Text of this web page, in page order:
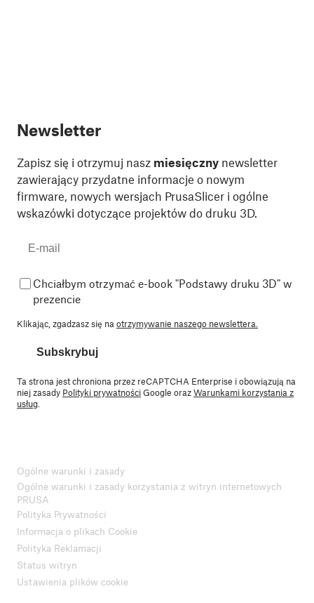
Newsletter
Zapisz się i otrzymuj nasz miesięczny newsletter
zawierający przydatne informacje o nowym
firmware, nowych wersjach PrusaSlicer i ogólne
wskazówki dotyczące projektów do druku 3D.
Chciałbym otrzymać e-book "Podstawy druku 3D" w
prezencie
Klikając, zgadzasz się na otrzymywanie naszego newslettera.
Subskrybuj
Ta strona jest chroniona przez reCAPTCHA Enterprise i obowiązują na
niej zasady Polityki prywatnościGoogle orazWarunkami korzystania z
usług
Ogólne warunki i zasady
Ogólne warunki i zasady korzystania z witryn internetowych
PRUSA
Polityka Prywatności
Informacja o plikach Cookie
Polityka Reklamacji
Status witryn
Ustawienia plików cookie